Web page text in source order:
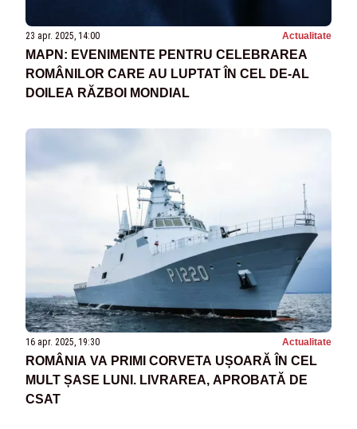
23 apr. 2025, 14:00 Actualitate
MAPN: EVENIMENTE PENTRU CELEBRAREA
ROMÂNILOR CARE AU LUPTAT ÎN CEL DE-AL
DOILEA RĂZBOI MONDIAL
16 apr. 2025, 19:30 Actualitate
ROMÂNIA VA PRIMI CORVETA UȘOARĂ ÎN CEL
MULT ȘASE LUNI. LIVRAREA, APROBATĂ DE
CSAT